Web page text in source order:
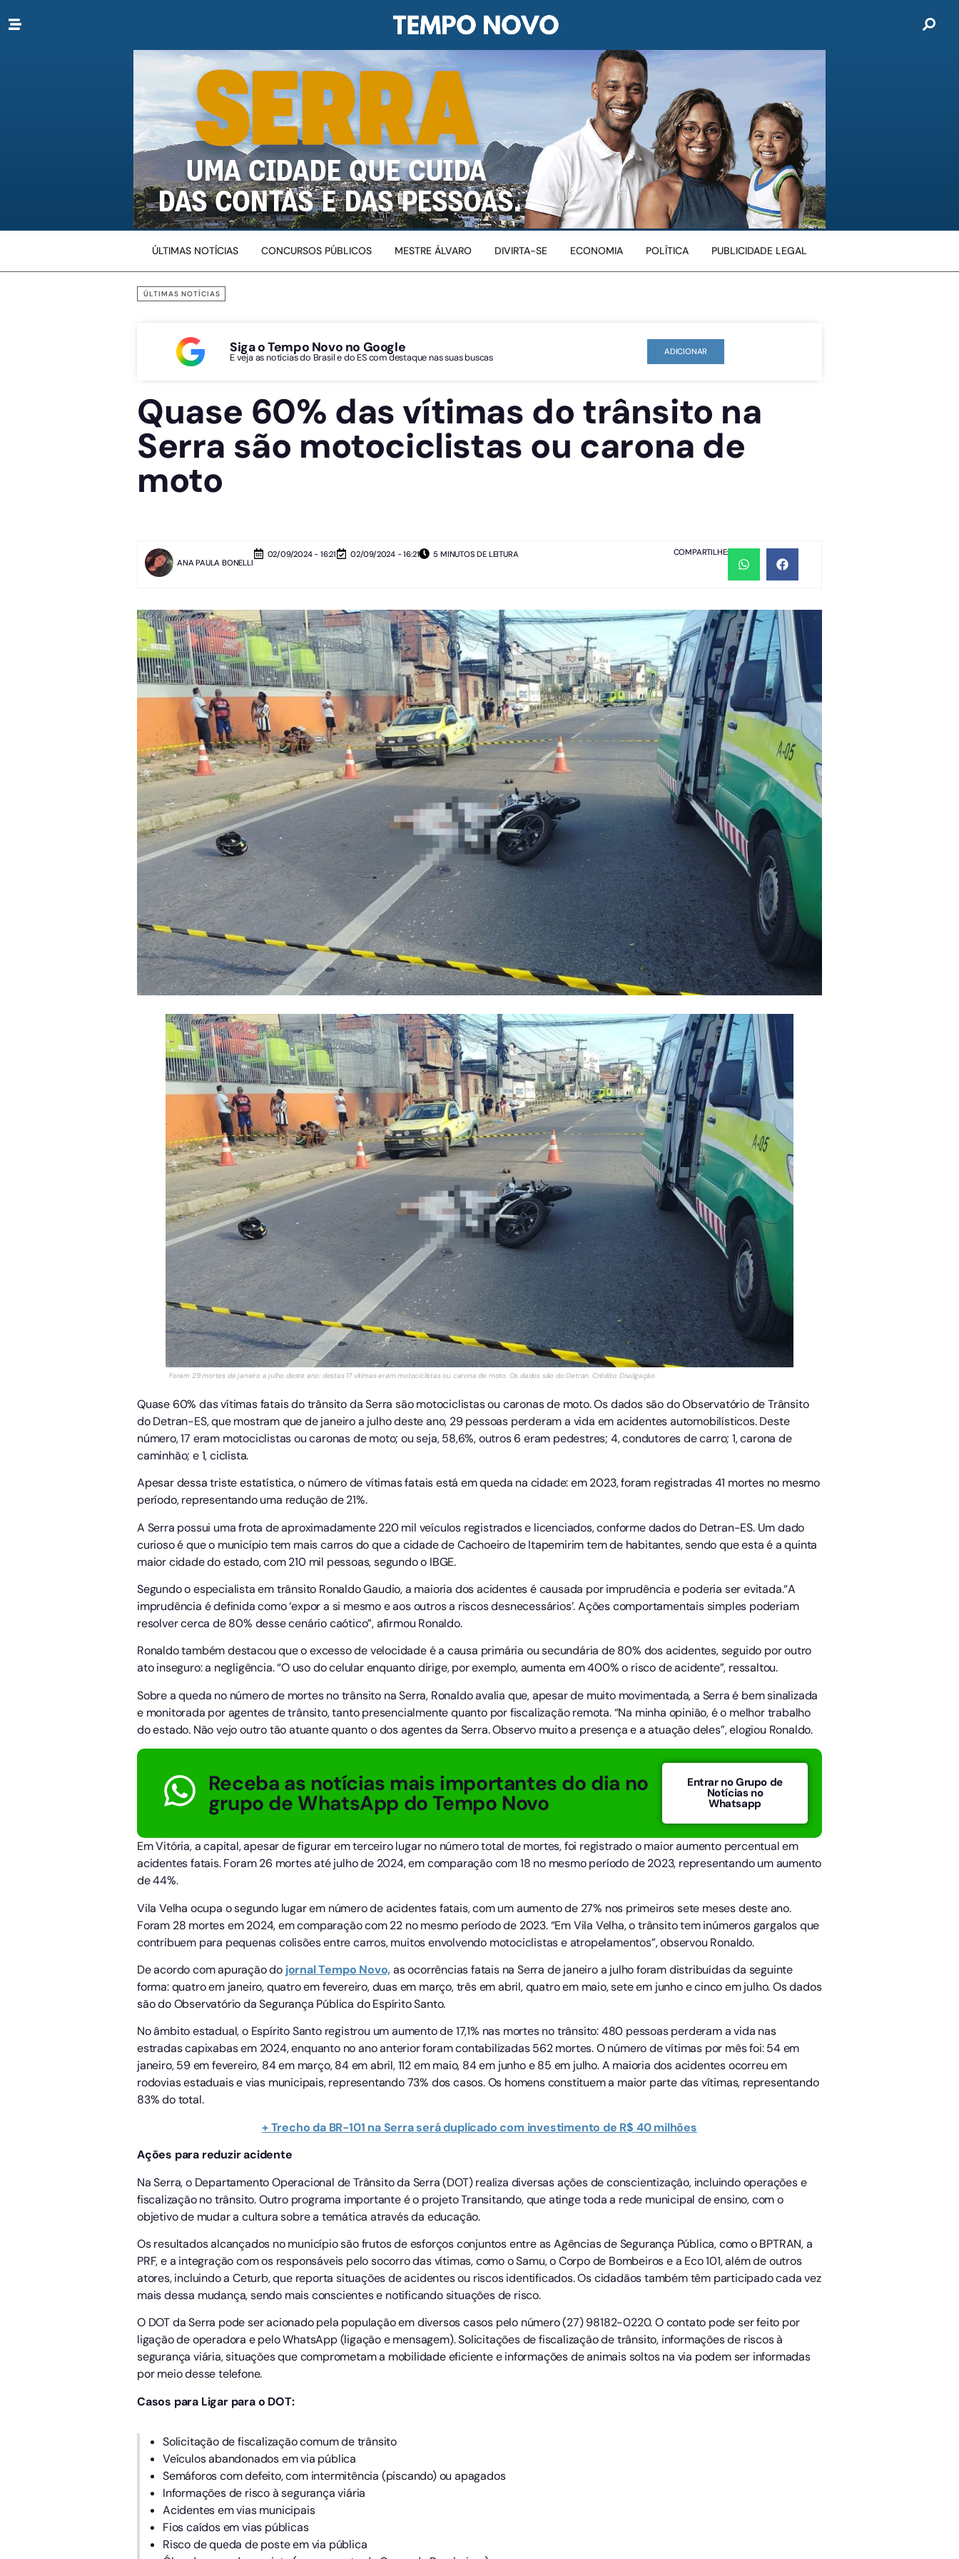
ÚLTIMAS NOTÍCIAS CONCURSOS PÚBLICOS MESTRE ÁLVARO DIVIRTA-SE ECONOMIA POLÍTICA PUBLICIDADE LEGAL
ÚLTIMAS NOTÍCIAS
Siga o Tempo Novo no Google
E veja as notícias do Brasil e do ES com destaque nas suas buscas ADICIONAR
Quase 60% das vítimas do trânsito na
Serra são motociclistas ou carona de
moto
ANA PAULA BONELLI
02/09/2024 - 16:21 02/09/2024 - 16:21 5 MINUTOS DE LEITURA COMPARTILHE:
Foram 29 mortes de janeiro a julho deste ano: destas 17 vítimas eram motociclistas ou carona de moto. Os dados são do Detran. Crédito: Divulgação
Quase 60% das vítimas fatais do trânsito da Serra são motociclistas ou caronas de moto. Os dados são do Observatório de Trânsito
do Detran-ES, que mostram que de janeiro a julho deste ano, 29 pessoas perderam a vida em acidentes automobilísticos. Deste
número, 17 eram motociclistas ou caronas de moto; ou seja, 58,6%, outros 6 eram pedestres; 4, condutores de carro; 1, carona de
caminhão; e 1, ciclista.
Apesar dessa triste estatística, o número de vítimas fatais está em queda na cidade: em 2023, foram registradas 41 mortes no mesmo
período, representando uma redução de 21%.
A Serra possui uma frota de aproximadamente 220 mil veículos registrados e licenciados, conforme dados do Detran-ES. Um dado
curioso é que o município tem mais carros do que a cidade de Cachoeiro de Itapemirim tem de habitantes, sendo que esta é a quinta
maior cidade do estado, com 210 mil pessoas, segundo o IBGE.
Segundo o especialista em trânsito Ronaldo Gaudio, a maioria dos acidentes é causada por imprudência e poderia ser evitada.“A
imprudência é definida como ‘expor a si mesmo e aos outros a riscos desnecessários’. Ações comportamentais simples poderiam
resolver cerca de 80% desse cenário caótico”, afirmou Ronaldo.
Ronaldo também destacou que o excesso de velocidade é a causa primária ou secundária de 80% dos acidentes, seguido por outro
ato inseguro: a negligência. “O uso do celular enquanto dirige, por exemplo, aumenta em 400% o risco de acidente”, ressaltou.
Sobre a queda no número de mortes no trânsito na Serra, Ronaldo avalia que, apesar de muito movimentada, a Serra é bem sinalizada
e monitorada por agentes de trânsito, tanto presencialmente quanto por fiscalização remota. “Na minha opinião, é o melhor trabalho
do estado. Não vejo outro tão atuante quanto o dos agentes da Serra. Observo muito a presença e a atuação deles”, elogiou Ronaldo.
Receba as notícias mais importantes do dia no
grupo de WhatsApp do Tempo Novo
Entrar no Grupo de
Notícias no
Whatsapp
Em Vitória, a capital, apesar de figurar em terceiro lugar no número total de mortes, foi registrado o maior aumento percentual em
acidentes fatais. Foram 26 mortes até julho de 2024, em comparação com 18 no mesmo período de 2023, representando um aumento
de 44%.
Vila Velha ocupa o segundo lugar em número de acidentes fatais, com um aumento de 27% nos primeiros sete meses deste ano.
Foram 28 mortes em 2024, em comparação com 22 no mesmo período de 2023. “Em Vila Velha, o trânsito tem inúmeros gargalos que
contribuem para pequenas colisões entre carros, muitos envolvendo motociclistas e atropelamentos”, observou Ronaldo.
De acordo com apuração do jornal Tempo Novo, as ocorrências fatais na Serra de janeiro a julho foram distribuídas da seguinte
forma: quatro em janeiro, quatro em fevereiro, duas em março, três em abril, quatro em maio, sete em junho e cinco em julho. Os dados
são do Observatório da Segurança Pública do Espírito Santo.
No âmbito estadual, o Espírito Santo registrou um aumento de 17,1% nas mortes no trânsito: 480 pessoas perderam a vida nas
estradas capixabas em 2024, enquanto no ano anterior foram contabilizadas 562 mortes. O número de vítimas por mês foi: 54 em
janeiro, 59 em fevereiro, 84 em março, 84 em abril, 112 em maio, 84 em junho e 85 em julho. A maioria dos acidentes ocorreu em
rodovias estaduais e vias municipais, representando 73% dos casos. Os homens constituem a maior parte das vítimas, representando
83% do total.
+ Trecho da BR-101 na Serra será duplicado com investimento de R$ 40 milhões
Ações para reduzir acidente
Na Serra, o Departamento Operacional de Trânsito da Serra (DOT) realiza diversas ações de conscientização, incluindo operações e
fiscalização no trânsito. Outro programa importante é o projeto Transitando, que atinge toda a rede municipal de ensino, com o
objetivo de mudar a cultura sobre a temática através da educação.
Os resultados alcançados no município são frutos de esforços conjuntos entre as Agências de Segurança Pública, como o BPTRAN, a
PRF, e a integração com os responsáveis pelo socorro das vítimas, como o Samu, o Corpo de Bombeiros e a Eco 101, além de outros
atores, incluindo a Ceturb, que reporta situações de acidentes ou riscos identificados. Os cidadãos também têm participado cada vez
mais dessa mudança, sendo mais conscientes e notificando situações de risco.
O DOT da Serra pode ser acionado pela população em diversos casos pelo número (27) 98182-0220. O contato pode ser feito por
ligação de operadora e pelo WhatsApp (ligação e mensagem). Solicitações de fiscalização de trânsito, informações de riscos à
segurança viária, situações que comprometam a mobilidade eficiente e informações de animais soltos na via podem ser informadas
por meio desse telefone.
Casos para Ligar para o DOT:
Solicitação de fiscalização comum de trânsito
Veículos abandonados em via pública
Semáforos com defeito, com intermitência (piscando) ou apagados
Informações de risco à segurança viária
Acidentes em vias municipais
Fios caídos em vias públicas
Risco de queda de poste em via pública